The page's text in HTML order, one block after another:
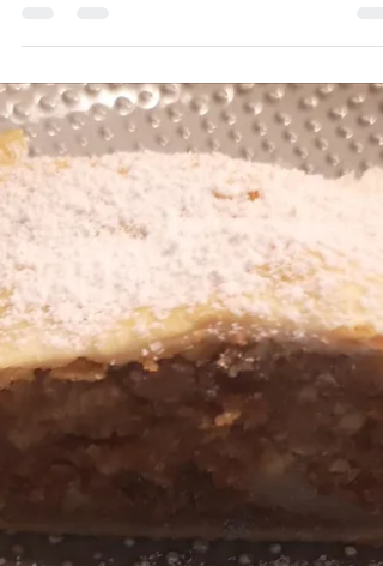
Mit diesem Rezept kannst du ganz einfach
Hummus selber machen und zwar so
und fluffig wie nie zuvor. 3erlei Sorten:
Karotte-...